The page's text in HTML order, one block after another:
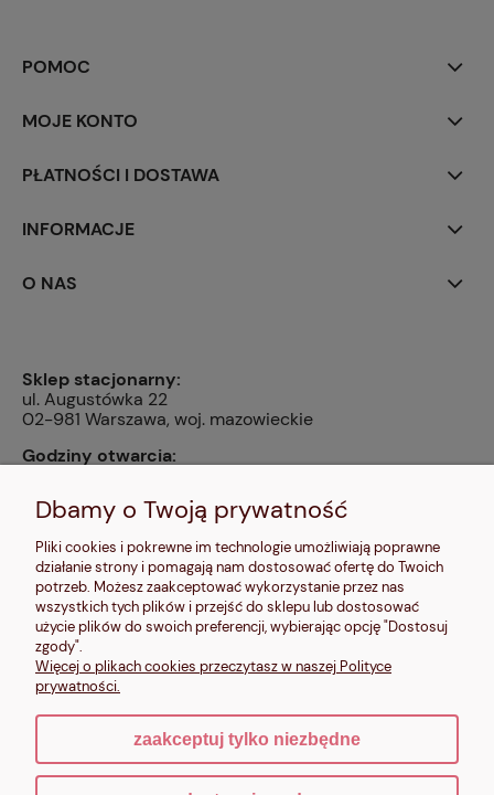
POMOC
MOJE KONTO
PŁATNOŚCI I DOSTAWA
INFORMACJE
O NAS
Sklep stacjonarny:
ul. Augustówka 22
02-981 Warszawa, woj. mazowieckie
Godziny otwarcia:
13:00, nd: nieczynne
604 680 566,
kontakt@makalele.pl;makalele@poczta.fm
Adres rejestrowy:
ul. Bartycka 63A/32
00-716 Warszawa
NIP: 6621635689
pokaż pełną wersję strony
Dbamy o Twoją prywatność
Pliki cookies i pokrewne im technologie umożliwiają poprawne
działanie strony i pomagają nam dostosować ofertę do Twoich
potrzeb. Możesz zaakceptować wykorzystanie przez nas
wszystkich tych plików i przejść do sklepu lub dostosować
użycie plików do swoich preferencji, wybierając opcję "Dostosuj
zgody".
Więcej o plikach cookies przeczytasz w naszej Polityce
prywatności.
zaakceptuj tylko niezbędne